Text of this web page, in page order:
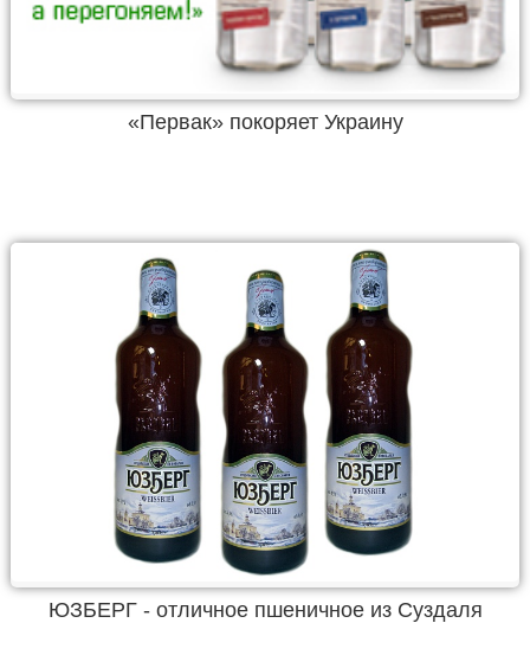
«Первак» покоряет Украину
ЮЗБЕРГ - отличное пшеничное из Суздаля